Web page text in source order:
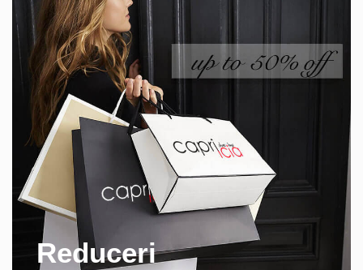
Reduceri